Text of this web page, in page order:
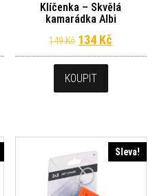
byla: 129 Kč.
cena je: 116 Kč.
Klíčenka – Skvělá
kamarádka Albi
149Kč Původní cena
134 Kč
KOUPIT
Sleva!